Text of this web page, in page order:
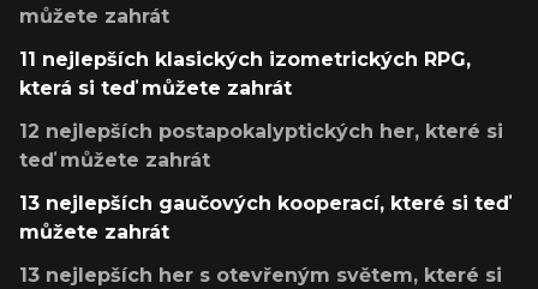
můžete zahrát
11 nejlepších klasických izometrických RPG,
která si teď můžete zahrát
12 nejlepších postapokalyptických her, které si
teď můžete zahrát
13 nejlepších gaučových kooperací, které si teď
můžete zahrát
13 nejlepších her s otevřeným světem, které si